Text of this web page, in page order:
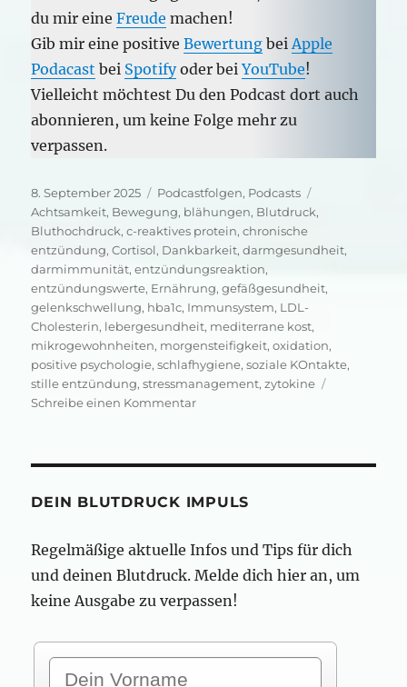
du mir eineFreude machen!
Gib mir eine positiveBewertung bei Apple
Podacast bei Spotifyoder beiYouTube!
Vielleicht möchtest Du den Podcast dort auch
abonnieren, um keine Folge mehr zu
verpassen.
Veröffentlicht
am
8. September 2025 Kategorien
Podcastfolgen, Podcasts
Achtsamkeit, Bewegung, blähungen, Blutdruck,
Bluthochdruck,c-reaktives protein,chronische
entzündung,Cortisol, Dankbarkeit,darmgesundheit,
darmimmunität,entzündungsreaktion,
entzündungswerte, Ernährung,gefäßgesundheit,
gelenkschwellung, hba1c, Immunsystem, LDL-
Cholesterin, lebergesundheit, mediterrane kost,
mikrogewohnheiten, morgensteifigkeit,oxidation,
positive psychologie,schlafhygiene,soziale KOntakte,
stille entzündung,stressmanagement,zytokine
Schreibe einen Kommentarzu
DEIN BLUTDRUCK IMPULS
Regelmäßige aktuelle Infos und Tips für dich
und deinen Blutdruck. Melde dich hier an, um
keine Ausgabe zu verpassen!